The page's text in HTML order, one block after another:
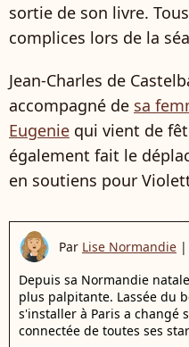
sortie de son livre.
complices lors de la
Jean-Charles de
accompagné de sa
Eugenie qui vient de
également fait le
en soutiens pour
Par Lise Normandie |
Depuis sa Normandie
plus palpitante. Lassée du
s'installer à Paris a changé
connectée de toutes ses